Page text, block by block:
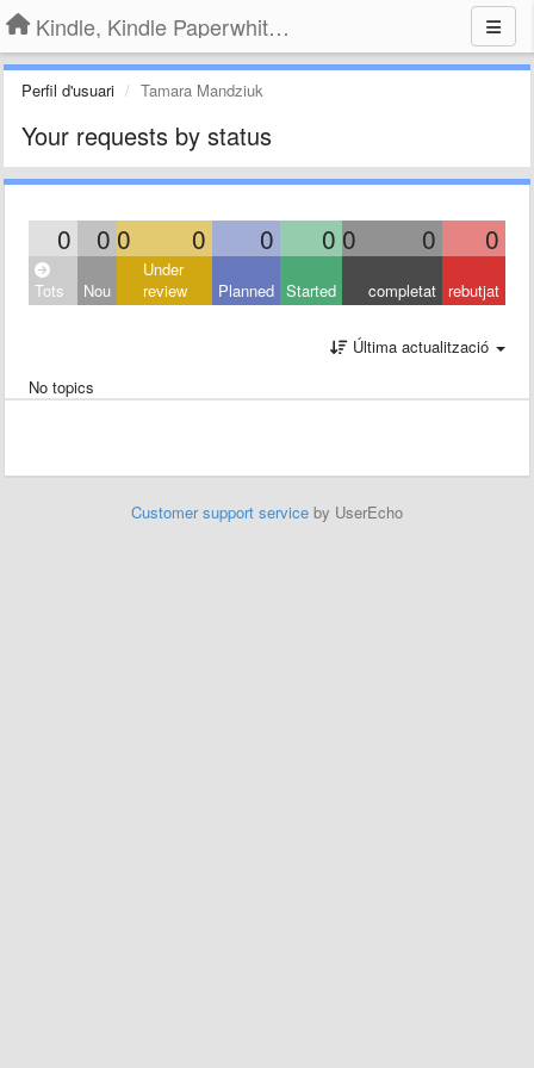
Kindle, Kindle Paperwhite, Kindle Voyage
Perfil d'usuari Tamara Mandziuk
Your requests by status
0 0 0 0 0 0 0 0 0
Tots Nou
Under
review
Planned Started completat rebutjat
Última actualització
No topics
Customer support service by UserEcho